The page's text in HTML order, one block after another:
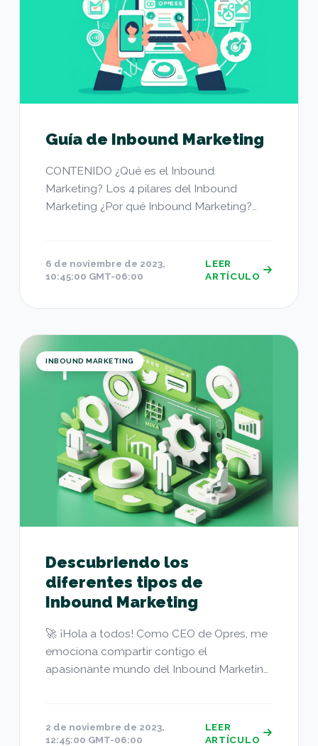
Guía de Inbound Marketing
CONTENIDO ¿Qué es el Inbound
Marketing? Los 4 pilares del Inbound
Marketing ¿Por qué Inbound Marketing?
6 de noviembre de 2023,
10:45:00 GMT-06:00
LEER
ARTÍCULO
Descubriendo los diferentes tipos de Inbound
INBOUND MARKETING
Descubriendo los
diferentes tipos de
Inbound Marketing
🚀 ¡Hola a todos! Como CEO de Opres, me
emociona compartir contigo el
apasionante mundo del Inbound Marketing.
2 de noviembre de 2023,
12:45:00 GMT-06:00
LEER
ARTÍCULO